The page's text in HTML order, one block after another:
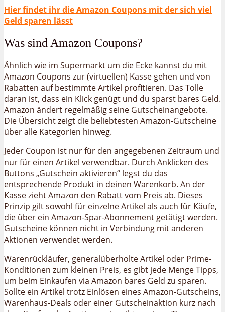
Hier findet ihr die Amazon Coupons mit der sich viel
Geld sparen lässt
Was sind Amazon Coupons?
Ähnlich wie im Supermarkt um die Ecke kannst du mit
Amazon Coupons zur (virtuellen) Kasse gehen und von
Rabatten auf bestimmte Artikel profitieren. Das Tolle
daran ist, dass ein Klick genügt und du sparst bares Geld.
Amazon ändert regelmäßig seine Gutscheinangebote.
Die Übersicht zeigt die beliebtesten Amazon-Gutscheine
über alle Kategorien hinweg.
Jeder Coupon ist nur für den angegebenen Zeitraum und
nur für einen Artikel verwendbar. Durch Anklicken des
Buttons „Gutschein aktivieren“ legst du das
entsprechende Produkt in deinen Warenkorb. An der
Kasse zieht Amazon den Rabatt vom Preis ab. Dieses
Prinzip gilt sowohl für einzelne Artikel als auch für Käufe,
die über ein Amazon-Spar-Abonnement getätigt werden.
Gutscheine können nicht in Verbindung mit anderen
Aktionen verwendet werden.
Warenrückläufer, generalüberholte Artikel oder Prime-
Konditionen zum kleinen Preis, es gibt jede Menge Tipps,
um beim Einkaufen via Amazon bares Geld zu sparen.
Sollte ein Artikel trotz Einlösen eines Amazon-Gutscheins,
Warenhaus-Deals oder einer Gutscheinaktion kurz nach